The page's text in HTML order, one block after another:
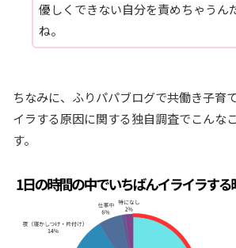
優しくできない自分を責めちゃうん
ね。
ちなみに、ふりパパブログで共働き子育
イラする原因に関する独自調査でこんな
す。